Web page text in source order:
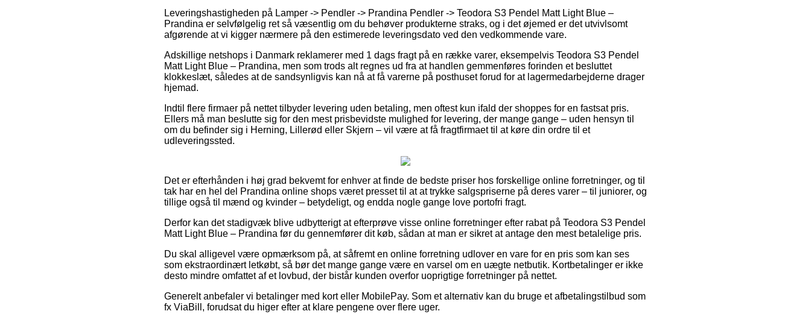
Leveringshastigheden på Lamper -> Pendler -> Prandina Pendler -> Teodora S3 Pendel Matt Light Blue –
Prandina er selvfølgelig ret så væsentlig om du behøver produkterne straks, og i det øjemed er det utvivlsomt
afgørende at vi kigger nærmere på den estimerede leveringsdato ved den vedkommende vare.
Adskillige netshops i Danmark reklamerer med 1 dags fragt på en række varer, eksempelvis Teodora S3 Pendel
Matt Light Blue – Prandina, men som trods alt regnes ud fra at handlen gemmenføres forinden et besluttet
klokkeslæt, således at de sandsynligvis kan nå at få varerne på posthuset forud for at lagermedarbejderne drager
hjemad.
Indtil flere firmaer på nettet tilbyder levering uden betaling, men oftest kun ifald der shoppes for en fastsat pris.
Ellers må man beslutte sig for den mest prisbevidste mulighed for levering, der mange gange – uden hensyn til
om du befinder sig i Herning, Lillerød eller Skjern – vil være at få fragtfirmaet til at køre din ordre til et
udleveringssted.
Det er efterhånden i høj grad bekvemt for enhver at finde de bedste priser hos forskellige online forretninger, og til
tak har en hel del Prandina online shops været presset til at at trykke salgspriserne på deres varer – til juniorer, og
tillige også til mænd og kvinder – betydeligt, og endda nogle gange love portofri fragt.
Derfor kan det stadigvæk blive udbytterigt at efterprøve visse online forretninger efter rabat på Teodora S3 Pendel
Matt Light Blue – Prandina før du gennemfører dit køb, sådan at man er sikret at antage den mest betalelige pris.
Du skal alligevel være opmærksom på, at såfremt en online forretning udlover en vare for en pris som kan ses
som ekstraordinært letkøbt, så bør det mange gange være en varsel om en uægte netbutik. Kortbetalinger er ikke
desto mindre omfattet af et lovbud, der bistår kunden overfor uoprigtige forretninger på nettet.
Generelt anbefaler vi betalinger med kort eller MobilePay. Som et alternativ kan du bruge et afbetalingstilbud som
fx ViaBill, forudsat du higer efter at klare pengene over flere uger.